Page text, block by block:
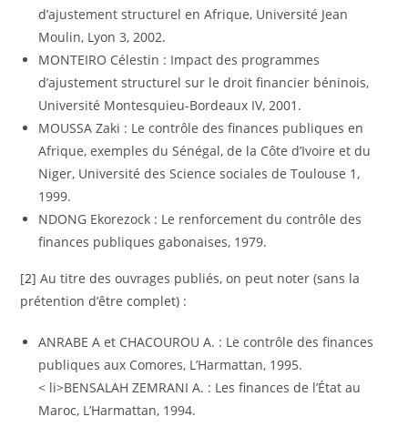
d’ajustement structurel en Afrique, Université Jean
Moulin, Lyon 3, 2002.
MONTEIRO Célestin : Impact des programmes
d’ajustement structurel sur le droit financier béninois,
Université Montesquieu-Bordeaux IV, 2001.
MOUSSA Zaki : Le contrôle des finances publiques en
Afrique, exemples du Sénégal, de la Côte d’Ivoire et du
Niger, Université des Science sociales de Toulouse 1,
1999.
NDONG Ekorezock : Le renforcement du contrôle des
finances publiques gabonaises, 1979.
[2] Au titre des ouvrages publiés, on peut noter (sans la
prétention d’être complet) :
ANRABE A et CHACOUROU A. : Le contrôle des finances
publiques aux Comores, L’Harmattan, 1995.
< li>BENSALAH ZEMRANI A. : Les finances de l’État au
Maroc, L’Harmattan, 1994.